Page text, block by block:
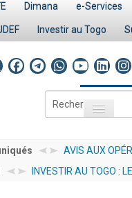
Dimana e-Services
Investir au Togo
Rechercher
Toggle
Page
AVIS AUX
ÉCONOMIQUES
INVESTIR AU TOGO :